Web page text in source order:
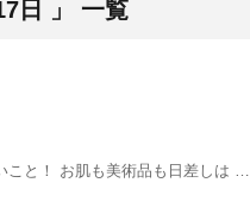
日 」 一覧
こと！ お肌も美術品も日差しは …